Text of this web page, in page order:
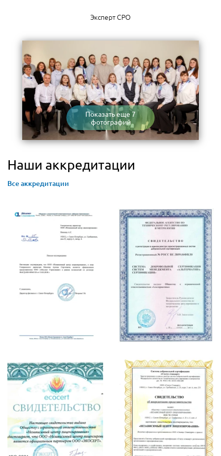
Эксперт СРО
Показать еще 7
фотографий
Наши аккредитации
Все аккредитации